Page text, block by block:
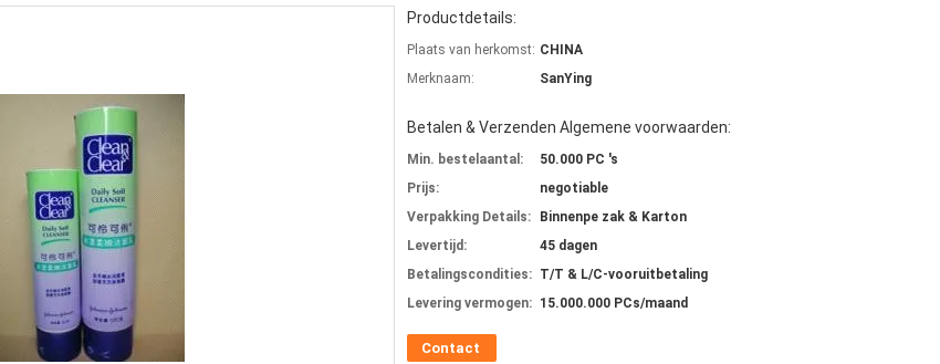
Productdetails:
Plaats van herkomst: CHINA
Merknaam:
SanYing
Betalen & Verzenden Algemene voorwaarden:
Min. bestelaantal:
50.000 PC 's
Prijs:
negotiable
Verpakking Details:
Binnenpe zak & Karton
Levertijd:
45 dagen
Betalingscondities: T/T & L/C-vooruitbetaling
Levering vermogen: 15.000.000 PCs/maand
Contact